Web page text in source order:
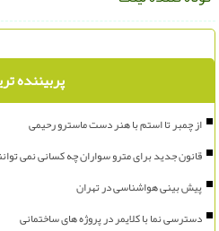
پربیننده
از چمبر تا استم با هنر دست ماسترو رحیمی
قانون جدید برای مترو سواران چه کسانی نمی
پیش بینی هواشناسی در تهران
دسترسی نما با کلایمر در پروژه های ساختمانی